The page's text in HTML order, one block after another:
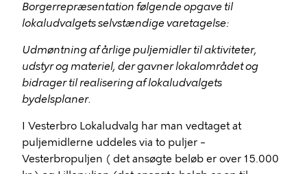
Borgerrepræsentation følgende opgave til
lokaludvalgets selvstændige varetagelse:
Udmøntning af årlige puljemidler til aktiviteter,
udstyr og materiel, der gavner lokalområdet og
bidrager til realisering af lokaludvalgets
bydelsplaner.
I Vesterbro Lokaludvalg har man vedtaget at
puljemidlerne uddeles via to puljer –
Vesterbropuljen ( det ansøgte beløb er over 15.000